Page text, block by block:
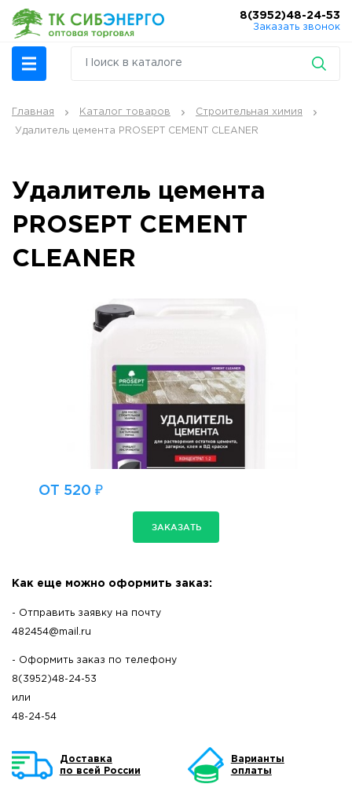
8(3952)48-24-53
Заказать звонок
Главная Каталог товаров Строительная химия
Удалитель цемента PROSEPT CEMENT CLEANER
Удалитель цемента
PROSEPT CEMENT
CLEANER
ОТ 520 ₽
ЗАКАЗАТЬ
Как еще можно оформить заказ:
- Отправить заявку на почту
482454@mail.ru
- Оформить заказ по телефону
8(3952)48-24-53
или
48-24-54
Доставка
по всей России
Варианты
оплаты